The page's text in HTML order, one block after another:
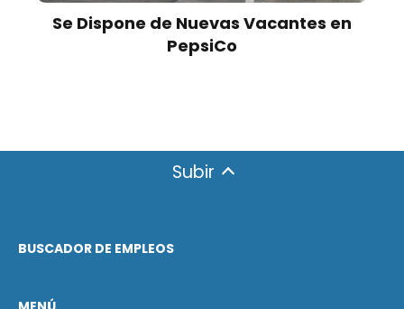
Se Dispone de Nuevas Vacantes en
PepsiCo
Subir
BUSCADOR DE EMPLEOS